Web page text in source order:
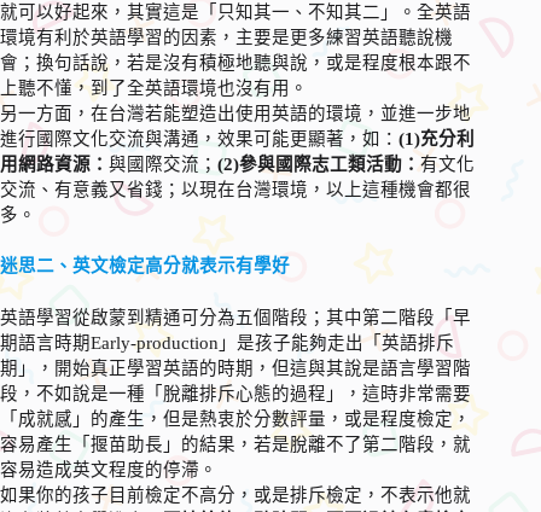
就可以好起來，其實這是「只知其一、不知其二」。全英語
環境有利於英語學習的因素，主要是更多練習英語聽說機
會；換句話說，若是沒有積極地聽與說，或是程度根本跟不
上聽不懂，到了全英語環境也沒有用。
另一方面，在台灣若能塑造出使用英語的環境，並進一步地
進行國際文化交流與溝通，效果可能更顯著，如： (1)充分利
用網路資源： 與國際交流； (2)參與國際志工類活動： 有文化
交流、有意義又省錢；以現在台灣環境，以上這種機會都很
多。
迷思二、英文檢定高分就表示有學好
英語學習從啟蒙到精通可分為五個階段；其中第二階段「早
期語言時期Early-production」是孩子能夠走出「英語排斥
期」，開始真正學習英語的時期，但這與其說是語言學習階
段，不如說是一種「脫離排斥心態的過程」，這時非常需要
「成就感」的產生，但是熱衷於分數評量，或是程度檢定，
容易產生「揠苗助長」的結果，若是脫離不了第二階段，就
容易造成英文程度的停滯。
如果你的孩子目前檢定不高分，或是排斥檢定，不表示他就